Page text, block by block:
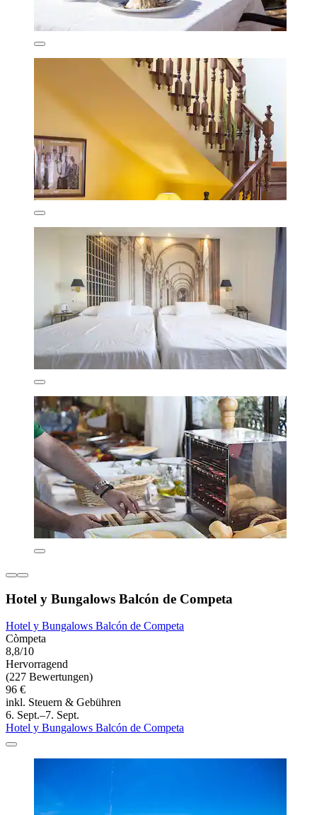
Hotel y Bungalows Balcón de Competa
Hotel y Bungalows Balcón de Competa
Còmpeta
8,8/10
Hervorragend
(227 Bewertungen)
96 €
inkl. Steuern & Gebühren
6. Sept.–7. Sept.
Hotel y Bungalows Balcón de Competa